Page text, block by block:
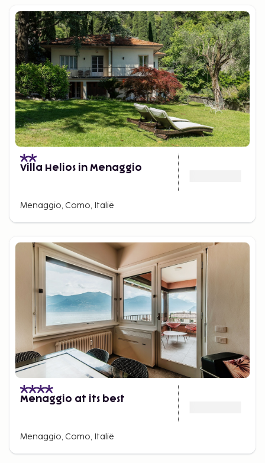
Villa Helios in Menaggio
Menaggio, Como, Italië
Menaggio at its best
Menaggio, Como, Italië